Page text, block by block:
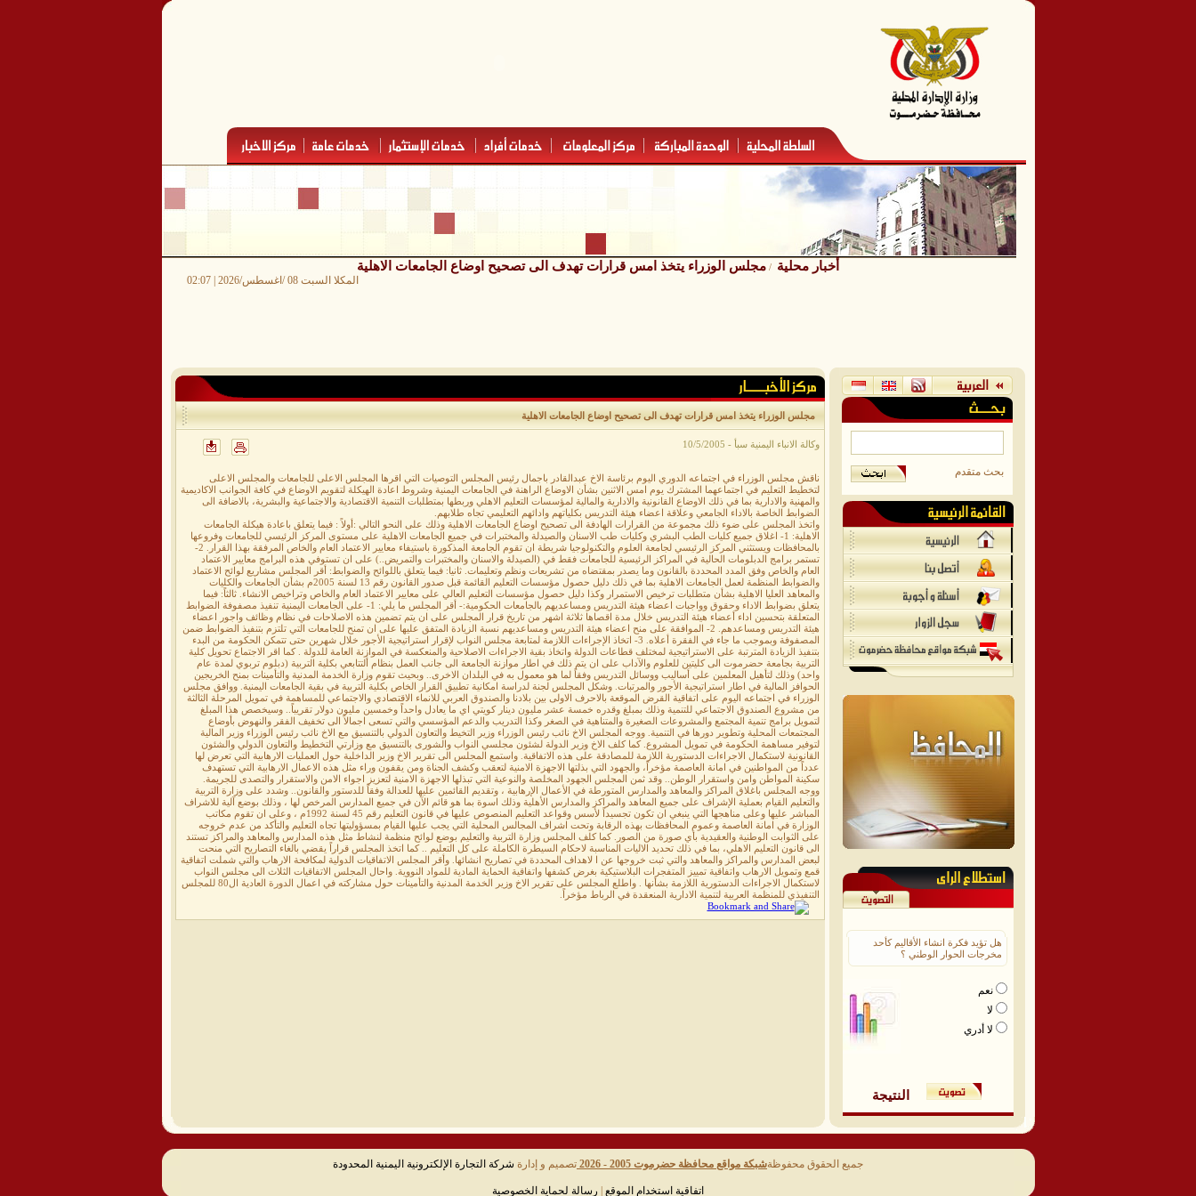
أخبار محلية / مجلس الوزراء يتخذ امس قرارات تهدف الى تصحيح اوضاع الجامعات الاهلية
المكلا السبت 08 /اغسطس/2026 | 02:07
مجلس الوزراء يتخذ امس قرارات تهدف الى تصحيح اوضاع الجامعات الاهلية
وكالة الانباء اليمنية سبأ - 10/5/2005
ناقش مجلس الوزراء في اجتماعه الدوري اليوم برئاسة الاخ عبدالقادر باجمال رئيس المجلس التوصيات التي اقرها المجلس الاعلى للجامعات والمجلس الاعلى
لتخطيط التعليم في اجتماعهما المشترك يوم امس الاثنين بشأن الاوضاع الراهنة في الجامعات اليمنية وشروط اعادة الهيكلة لتقويم الاوضاع في كافة الجوانب الاكاديمية
والمهنية والادارية بما في ذلك الاوضاع القانونية والادارية والمالية لمؤسسات التعليم الاهلي وربطها بمتطلبات التنمية الاقتصادية والاجتماعية والبشرية، بالاضافة الى
الضوابط الخاصة بالاداء الجامعي وعلاقة اعضاء هيئة التدريس بكلياتهم وادائهم التعليمي تجاه طلابهم.
واتخذ المجلس على ضوء ذلك مجموعة من القرارات الهادفة الى تصحيح اوضاع الجامعات الاهلية وذلك على النحو التالي :أولاً : فيما يتعلق باعادة هيكلة الجامعات
الاهلية: 1- اغلاق جميع كليات الطب البشري وكليات طب الاسنان والصيدلة والمختبرات في جميع الجامعات الاهلية على مستوى المركز الرئيسي للجامعات وفروعها
بالمحافظات ويستثني المركز الرئيسي لجامعة العلوم والتكنولوجيا شريطة ان تقوم الجامعة المذكورة باستيفاء معايير الاعتماد العام والخاص المرفقة بهذا القرار. 2-
تستمر برامج الدبلومات الحالية في المراكز الرئيسية للجامعات فقط في (الصيدلة والاسنان والمختبرات والتمريض..) على ان تستوفي هذه البرامج معايير الاعتماد
العام والخاص وفق المدد المحددة بالقانون وما يصدر بمقتضاه من تشريعات ونظم وتعليمات. ثانيا: فيما يتعلق باللوائح والضوابط: أقر المجلس مشاريع لوائح الاعتماد
والضوابط المنظمة لعمل الجامعات الاهلية بما في ذلك دليل حصول مؤسسات التعليم القائمة قبل صدور القانون رقم 13 لسنة 2005م بشأن الجامعات والكليات
والمعاهد العليا الاهلية بشأن متطلبات ترخيص الاستمرار وكذا دليل حصول مؤسسات التعليم العالي على معايير الاعتماد العام والخاص وتراخيص الانشاء. ثالثاً: فيما
يتعلق بضوابط الاداء وحقوق وواجبات اعضاء هيئة التدريس ومساعديهم بالجامعات الحكومية:- أقر المجلس ما يلي: 1- على الجامعات اليمنية تنفيذ مصفوفة الضوابط
المتعلقة بتحسين اداء أعضاء هيئة التدريس خلال مدة اقصاها ثلاثة اشهر من تاريخ قرار المجلس على ان يتم تضمين هذه الاصلاحات في نظام وظائف واجور اعضاء
هيئة التدريس ومساعدهم. 2- الموافقة على منح اعضاء هيئة التدريس ومساعديهم نسبة الزيادة المتفق عليها على ان تمنح للجامعات التي تلتزم بتنفيذ الضوابط ضمن
المصفوفة وبموجب ما جاء في الفقرة أعلاه. 3- اتخاذ الإجراءات اللازمة لمتابعة مجلس النواب لإقرار استراتيجية الأجور خلال شهرين حتى تتمكن الحكومة من البدء
بتنفيذ الزيادة المترتبة على الاستراتيجية لمختلف قطاعات الدولة واتخاذ بقية الاجراءات الاصلاحية والمنعكسة في الموازنة العامة للدولة . كما اقر الاجتماع تحويل كلية
التربية بجامعة حضرموت الى كليتين للعلوم والآداب على ان يتم ذلك في اطار موازنة الجامعة الى جانب العمل بنظام ألتتابعي بكلية التربية (دبلوم تربوي لمدة عام
واحد) وذلك لتأهيل المعلمين على أساليب ووسائل التدريس وفقاً لما هو معمول به في البلدان الاخرى.. وبحيث تقوم وزارة الخدمة المدنية والتأمينات بمنح الخريجين
الحوافز المالية في اطار استراتيجية الأجور والمرتبات. وشكل المجلس لجنة لدراسة امكانية تطبيق القرار الخاص بكلية التربية في بقية الجامعات اليمنية. ووافق مجلس
الوزراء في اجتماعه اليوم على اتفاقية القرض الموقعة بالاحرف الاولى بين بلادنا والصندوق العربي للانماء الاقتصادي والاجتماعي للمساهمة في تمويل المرحلة الثالثة
من مشروع الصندوق الاجتماعي للتنمية وذلك بمبلغ وقدره خمسة عشر مليون دينار كويتي اي ما يعادل واحداً وخمسين مليون دولار تقريباً.. وسيخصص هذا المبلغ
لتمويل برامج تنمية المجتمع والمشروعات الصغيرة والمتناهية في الصغر وكذا التدريب والدعم المؤسسي والتي تسعى اجمالاً الى تخفيف الفقر والنهوض بأوضاع
المجتمعات المحلية وتطوير دورها في التنمية. ووجه المجلس الاخ نائب رئيس الوزراء وزير التخيط والتعاون الدولي بالتنسيق مع الاخ نائب رئيس الوزراء وزير المالية
لتوفير مساهمة الحكومة في تمويل المشروع. كما كلف الاخ وزير الدولة لشئون مجلسي النواب والشورى بالتنسيق مع وزارتي التخطيط والتعاون الدولي والشئون
القانونية لاستكمال الاجراءات الدستورية اللازمة للمصادقة على هذه الاتفاقية. واستمع المجلس الى تقرير الاخ وزير الداخلية حول العمليات الارهابية التي تعرض لها
عدداً من المواطنين في امانة العاصمة مؤخراً، والجهود التي بذلتها الاجهزة الامنية لتعقب وكشف الجناة ومن يقفون وراء مثل هذه الاعمال الارهابية التي تستهدف
سكينة المواطن وامن واستقرار الوطن.. وقد ثمن المجلس الجهود المخلصة والنوعية التي تبذلها الاجهزة الامنية لتعزيز اجواء الامن والاستقرار والتصدى للجريمة.
ووجه المجلس باغلاق المراكز والمعاهد والمدارس المتورطة في الأعمال الإرهابية ، وتقديم القائمين عليها للعدالة وفقاً للدستور والقانون.. وشدد على وزارة التربية
والتعليم القيام بعملية الإشراف على جميع المعاهد والمراكز والمدارس الأهلية وذلك اسوة بما هو قائم الآن في جميع المدارس المرخص لها ، وذلك بوضع آلية للاشراف
المباشر عليها وعلى مناهجها التي ينبغي ان تكون تجسيداً لأسس وقواعد التعليم المنصوص عليها في قانون التعليم رقم 45 لسنة 1992م ، وعلى ان تقوم مكاتب
الوزارة في امانة العاصمة وعموم المحافظات بهذه الرقابة وتحت اشراف المجالس المحلية التي يجب عليها القيام بمسؤوليتها تجاه التعليم والتأكد من عدم خروجه
على الثوابت الوطنية والعقيدية بأي صورة من الصور. كما كلف المجلس وزارة التربية والتعليم بوضع لوائح منظمة لنشاط مثل هذه المدارس والمعاهد والمراكز تستند
الى قانون التعليم الاهلي، بما في ذلك تحديد الاليات المناسبة لاحكام السيطرة الكاملة على كل التعليم .. كما اتخذ المجلس قراراً يقضي بالغاء التصاريح التي منحت
لبعض المدارس والمراكز والمعاهد والتي ثبت خروجها عن ا لاهداف المحددة في تصاريح انشائها. وأقر المجلس الاتفاقيات الدولية لمكافحة الارهاب والتي شملت اتفاقية
قمع وتمويل الارهاب واتفاقية تمييز المتفجرات البلاستيكية بغرض كشفها واتفاقية الحماية المادية للمواد النووية. واحال المجلس الاتفاقيات الثلاث الى مجلس النواب
لاستكمال الاجراءات الدستورية اللازمة بشأنها . واطلع المجلس على تقرير الاخ وزير الخدمة المدنية والتأمينات حول مشاركته في اعمال الدورة العادية ال80 للمجلس
التنفيذي للمنظمة العربية لتنمية الادارية المنعقدة في الرباط مؤخراً.
بحث متقدم
هل تؤيد فكرة انشاء الأقاليم كأحد
مخرجات الحوار الوطني ؟
نعم
لا
لا أدري
النتيجة
جميع الحقوق محفوظةشبكة مواقع محافظة حضرموت 2005 - 2026 تصميم و إدارة شركة التجارة الإلكترونية اليمنية المحدودة
اتفاقية استخدام الموقع رسالة لحماية الخصوصية